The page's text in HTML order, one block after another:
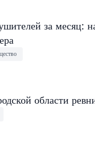
за месяц:
области